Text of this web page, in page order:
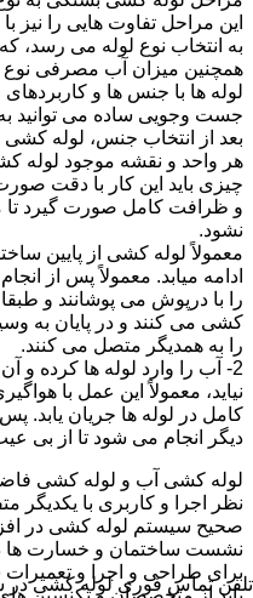
این مراحل تفاوت هایی را نیز
به انتخاب نوع لوله می رسد،
همچنین میزان آب مصرفی نوع
لوله ها با جنس ها و
جست وجویی ساده می توانید
بعد از انتخاب جنس، لوله
هر واحد و نقشه موجود لوله
چیزی باید این کار با دقت
و ظرافت کامل صورت گیرد تا
نشود.
معمولاً لوله کشی از پایین
ادامه میابد. معمولاً پس از
را با درپوش می پوشانند و
کشی می کنند و در پایان به
را به همدیگر متصل می کنند.
2- آب را وارد لوله ها کرده
نیاید، معمولاً این عمل با
کامل در لوله ها جریان یابد.
دیگر انجام می شود تا از بی
لوله کشی آب و لوله کشی
نظر اجرا و کاربری با یکدیگر
صحیح سیستم لوله کشی در
نشست ساختمان و خسارت ها
برای طراحی و اجرا و
تلفن تماس فوریلوله کشی در